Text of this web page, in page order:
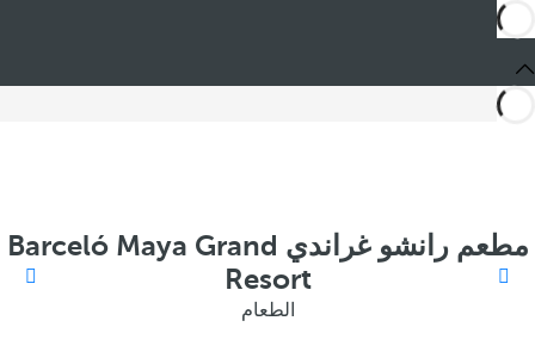
مطعم رانشو غراندي Barceló Maya Grand
Resort
الطعام